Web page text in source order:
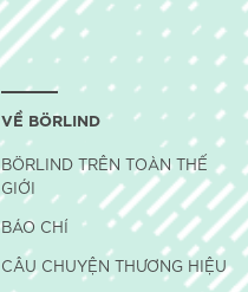
VỀ BÖRLIND
BÖRLIND TRÊN TOÀN THẾ
GIỚI
BÁO CHÍ
CÂU CHUYỆN THƯƠNG HIỆU